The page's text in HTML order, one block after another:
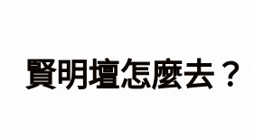
賢明壇怎麼去